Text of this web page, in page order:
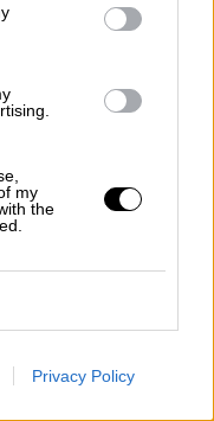
my
the
Privacy Policy